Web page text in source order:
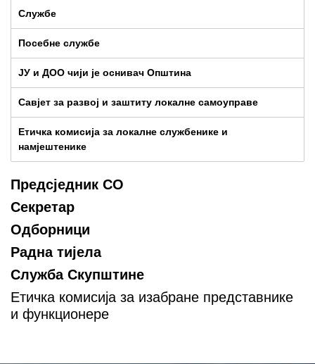
Службе
Посебне службе
ЈУ и ДОО чији је оснивач Општина
Савјет за развој и заштиту локалне самоуправе
Етичка комисија за локалне службенике и
намјештенике
Предсједник СО
Секретар
Одборници
Радна тијела
Служба Скупштине
Етичка комисија за изабране представнике
и функционере